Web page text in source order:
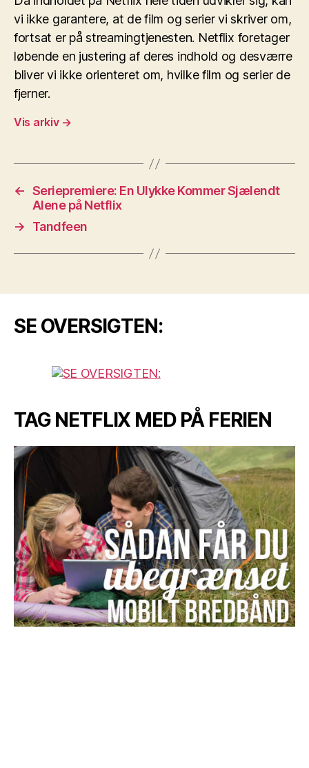
vi ikke garantere, at de film og serier vi skriver om,
fortsat er på streamingtjenesten. Netflix foretager
løbende en justering af deres indhold og desværre
bliver vi ikke orienteret om, hvilke film og serier de
fjerner.
Vis arkiv →
← Seriepremiere: En Ulykke Kommer Sjælendt
Alene på Netflix
→
Tandfeen
SE OVERSIGTEN:
TAG NETFLIX MED PÅ FERIEN